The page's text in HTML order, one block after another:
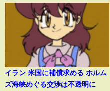
イラン 米国に補償求める ホルム
ズ海峡めぐる交渉は不透明に